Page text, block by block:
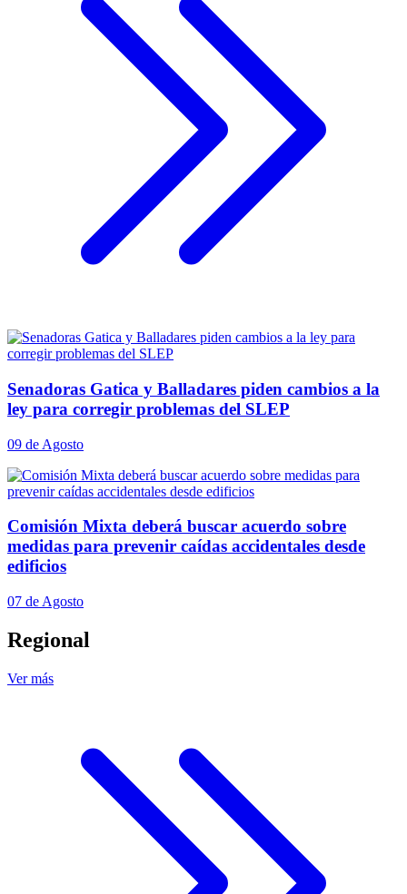
Senadoras Gatica y Balladares piden cambios a la
ley para corregir problemas del SLEP
09 de Agosto
Comisión Mixta deberá buscar acuerdo sobre
medidas para prevenir caídas accidentales desde
edificios
07 de Agosto
Regional
Ver más